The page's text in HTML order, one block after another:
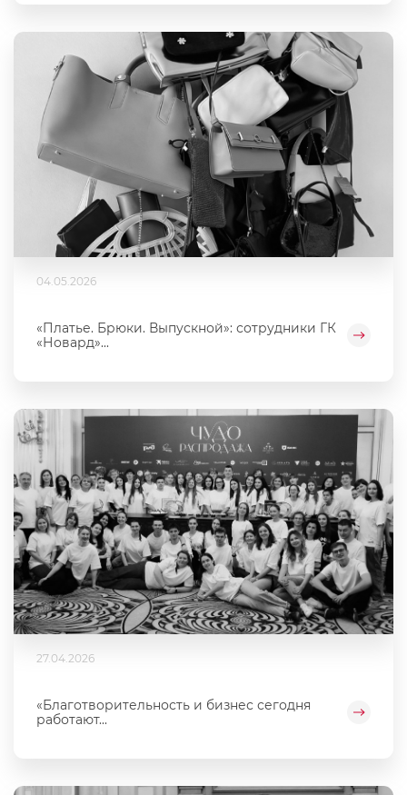
04.05.2026
«Платье. Брюки. Выпускной»: сотрудники ГК
«Новард»...
27.04.2026
«Благотворительность и бизнес сегодня
работают...